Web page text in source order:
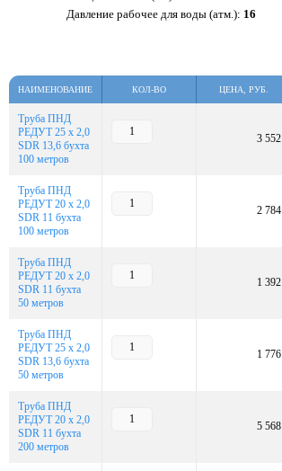
Давление рабочее для воды (атм.): 16
НАИМЕНОВАНИЕ КОЛ-ВО ЦЕНА, РУБ.
Труба ПНД
РЕДУТ 25 х 2,0
SDR 13,6 бухта
100 метров
3 552
Труба ПНД
РЕДУТ 20 х 2,0
SDR 11 бухта
100 метров
2 784
Труба ПНД
РЕДУТ 20 х 2,0
SDR 11 бухта
50 метров
1 392
Труба ПНД
РЕДУТ 25 х 2,0
SDR 13,6 бухта
50 метров
1 776
Труба ПНД
РЕДУТ 20 х 2,0
SDR 11 бухта
200 метров
5 568